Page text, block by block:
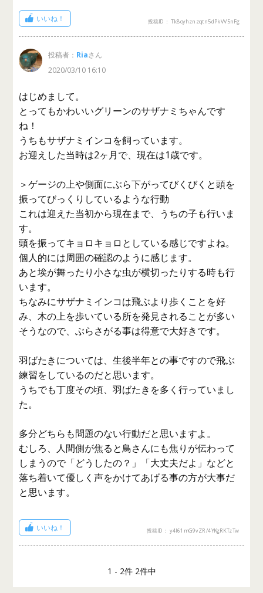
いいね！ 投稿ID： Tk8oyhznzqtn5dPkVV5nFg
投稿者： Riaさん
2020/03/10 16:10
はじめまして。
とってもかわいいグリーンのサザナミちゃんです
ね！
うちもサザナミインコを飼っています。
お迎えした当時は2ヶ月で、現在は1歳です。
＞ゲージの上や側面にぶら下がってびくびくと頭を
振ってびっくりしているような行動
これは迎えた当初から現在まで、うちの子も行いま
す。
頭を振ってキョロキョロとしている感じですよね。
個人的には周囲の確認のように感じます。
あと埃が舞ったり小さな虫が横切ったりする時も行
います。
ちなみにサザナミインコは飛ぶより歩くことを好
み、木の上を歩いている所を発見されることが多い
そうなので、ぶらさがる事は得意で大好きです。
羽ばたきについては、生後半年との事ですので飛ぶ
練習をしているのだと思います。
うちでも丁度その頃、羽ばたきを多く行っていまし
た。
多分どちらも問題のない行動だと思いますよ。
むしろ、人間側が焦ると鳥さんにも焦りが伝わって
しまうので「どうしたの？」「大丈夫だよ」などと
落ち着いて優しく声をかけてあげる事の方が大事だ
と思います。
いいね！ 投稿ID： y4l61mG9vZR/4YKgRKTzTw
1 - 2件 2件中